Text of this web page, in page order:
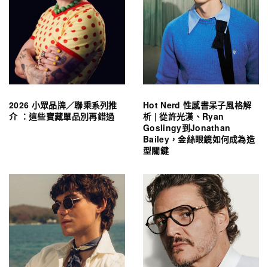
2026 小眾品牌／聯乘系列推
介 ：這些寶藏單品別再錯過
Hot Nerd 性感書呆子風格解
析 | 從許光漢、Ryan
Goslingy到Jonathan
Bailey，金絲眼鏡如何成為造
型關鍵